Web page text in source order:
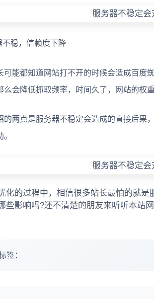
不稳，信赖度下降
可能都知道网站打不开的时候会造成百度
么会降低抓取频率，时间久了，网站的权
的两点是服务器不稳定会造成的直接后果
化的过程中，相信很多站长最怕的就
些影响吗?还不清楚的朋友来听听本站
签：